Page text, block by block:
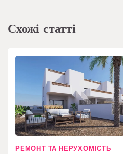
Схожі статті
РЕМОНТ ТА НЕРУХОМІСТЬ